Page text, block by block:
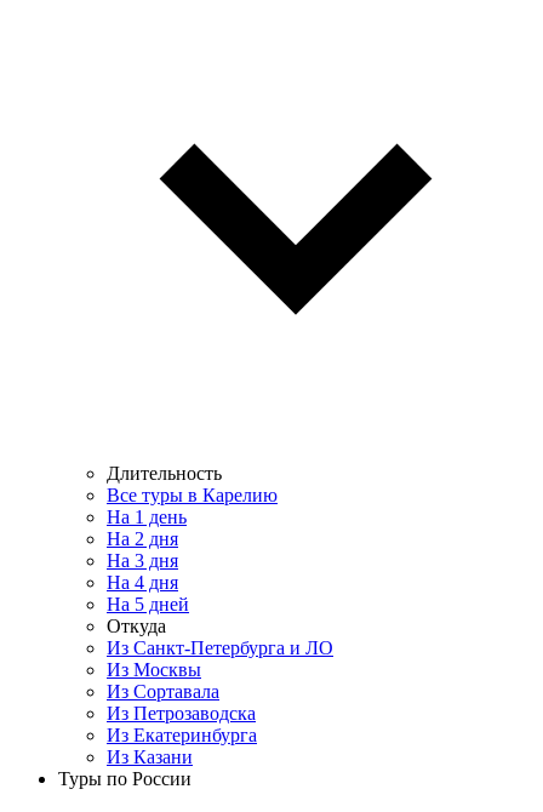
Длительность
Все туры в Карелию
На 1 день
На 2 дня
На 3 дня
На 4 дня
На 5 дней
Откуда
Из Санкт-Петербурга и ЛО
Из Москвы
Из Сортавала
Из Петрозаводска
Из Екатеринбурга
Из Казани
Туры по России